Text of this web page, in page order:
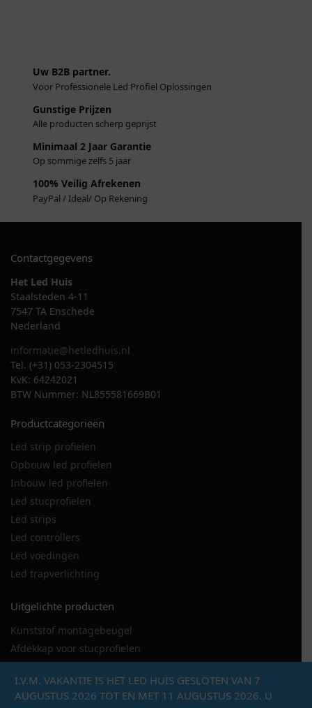
Uw B2B partner.
Voor Professionele Led Profiel Oplossingen
Gunstige Prijzen
Alle producten scherp geprijst
Minimaal 2 Jaar Garantie
Op sommige zelfs 5 jaar
100% Veilig Afrekenen
PayPal / Ideal/ Op Rekening
Contactgegevens
Het Led Huis
Staalsteden 4-11
7547 TA Enschede
Nederland
informatie@hetledhuis.nl
Tel. (+31) 053-2304515
KvK: 64242021
BTW Nummer: NL855581669B01
Productcategorieën
Led strip profielen
Opbouw led profielen
Inbouw led profielen
Led stucprofielen
Led strips
Led controllers
Led voedingen
Led trapverlichting
Uitgelichte producten
Kunststof montagebeugel
Afdekkap voor stucprofielen
LED strip 120LED
LED stucprofiel DSL
Metalen montagebeugel hoekprofiel
I.V.M. VAKANTIE IS HET LED HUIS GESLOTEN VAN 7
AUGUSTUS 2026 TOT EN MET 11 AUGUSTUS 2026. U